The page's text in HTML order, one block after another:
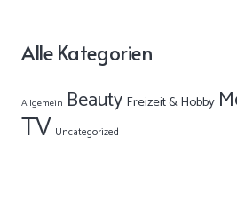
Alle Kategorien
Allgemein Beauty Freizeit & Hobby
TV Uncategorized